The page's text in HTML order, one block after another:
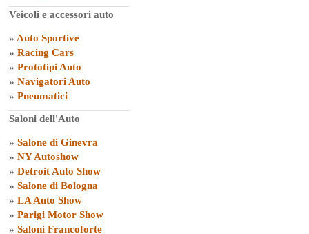
Veicoli e accessori auto
» Auto Sportive
» Racing Cars
» Prototipi Auto
» Navigatori Auto
» Pneumatici
Saloni dell'Auto
» Salone di Ginevra
» NY Autoshow
» Detroit Auto Show
» Salone di Bologna
» LA Auto Show
» Parigi Motor Show
» Saloni Francoforte